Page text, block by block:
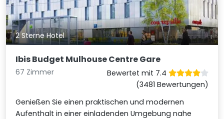
2 Sterne Hotel
Ibis Budget Mulhouse Centre Gare
67 Zimmer
Bewertet mit 7.4
(3481 Bewertungen)
Genießen Sie einen praktischen und modernen
Aufenthalt in einer einladenden Umgebung nahe